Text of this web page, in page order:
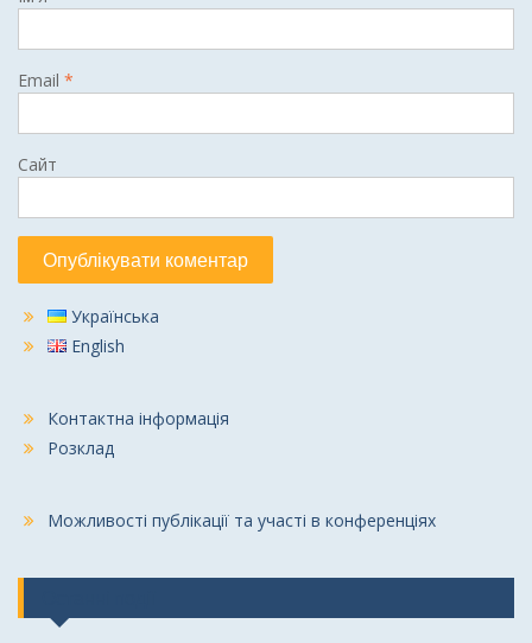
Email *
Сайт
Українська
English
Контактна інформація
Розклад
Можливості публікації та участі в конференціях